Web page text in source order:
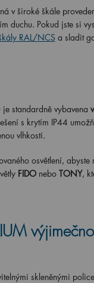
v široké škále
duchu. Pokud jste si
RAL/NCS a sladit
je standardně vybavena
s krytím IP44
vlhkostí.
osvětlení,
FIDO nebo TONY,
skleněnými